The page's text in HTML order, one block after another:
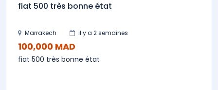
fiat 500 très bonne état
Marrakech il y a 2 semaines
100,000 MAD
fiat 500 très bonne état